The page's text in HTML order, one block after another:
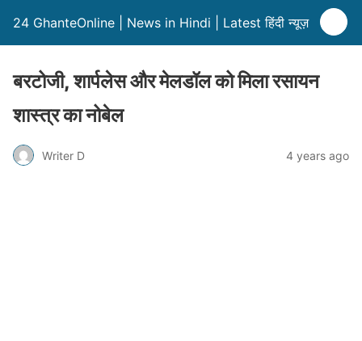
24 GhanteOnline | News in Hindi | Latest हिंदी न्यूज़
बरटोजी, शार्पलेस और मेलडॉल को मिला रसायन
शास्त्र का नोबेल
Writer D 4 years ago